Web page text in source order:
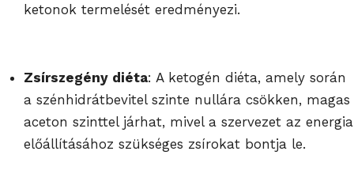
ketonok termelését eredményezi.
Zsírszegény diéta: A ketogén diéta, amely során
a szénhidrátbevitel szinte nullára csökken, magas
aceton szinttel járhat, mivel a szervezet az energia
előállításához szükséges zsírokat bontja le.